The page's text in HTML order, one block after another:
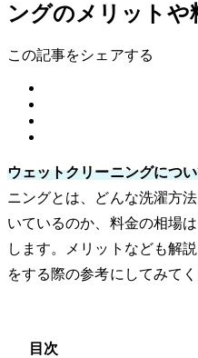
ングのメリットや
この記事をシェアする
ウェットクリーニングにつ
ニングとは、どんな洗濯方
いているのか、料金の相場
します。メリットなども解
をする際の参考にしてみてく
目次